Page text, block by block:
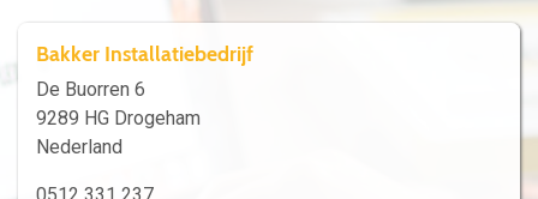
Bakker Installatiebedrijf
De Buorren 6
9289 HG Drogeham
Nederland